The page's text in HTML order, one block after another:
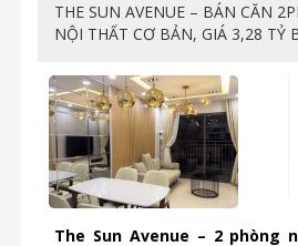
THE SUN AVENUE – BÁN CĂN
NỘI THẤT CƠ BẢN, GIÁ 3,28 TỶ
The Sun Avenue – 2 phòng